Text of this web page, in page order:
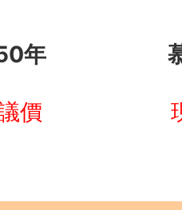
年
價